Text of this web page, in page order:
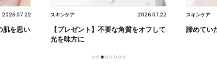
2026.07.22
肌を思い
スキンケア 2026.07.22
【プレゼント】不要な角質をオフして
光を味方に
スキンケア
諦めてい